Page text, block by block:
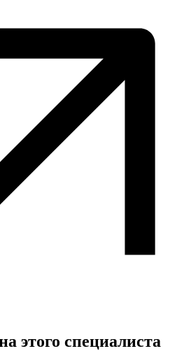
этого специалиста